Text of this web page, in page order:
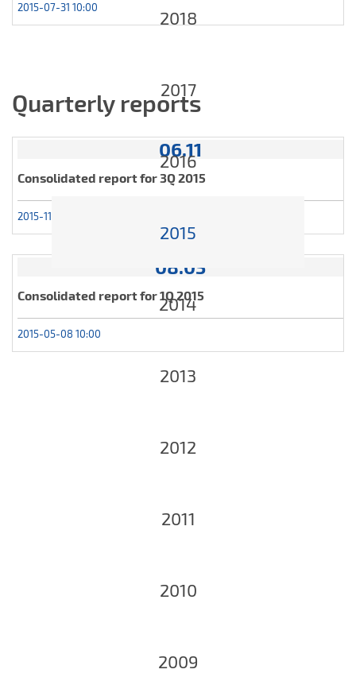
2018
2017
2016
2015
2014
2013
2012
2011
2010
2009
2015-07-31 10:00
Quarterly reports
06.11
Consolidated report for 3Q 2015
2015-11-06 10:00
08.05
Consolidated report for 1Q 2015
2015-05-08 10:00